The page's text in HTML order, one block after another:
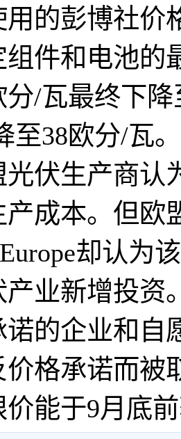
用的彭博社价
组件和电池的
分/瓦最终下
至38欧分/瓦
伏生产商认
成本。但欧
却认为
业新增投资
的企业和自
价格承诺而被
能于9月底